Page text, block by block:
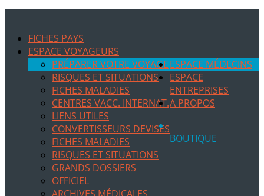
FICHES PAYS
ESPACE VOYAGEURS
PRÉPARER VOTRE VOYAGE
RISQUES ET SITUATIONS
FICHES MALADIES
CENTRES VACC. INTERNAT.
LIENS UTILES
CONVERTISSEURS DEVISES
ESPACE MÉDECINS
FICHES MALADIES
RISQUES ET SITUATIONS
GRANDS DOSSIERS
OFFICIEL
ESPACE
ENTREPRISES
A PROPOS
BOUTIQUE